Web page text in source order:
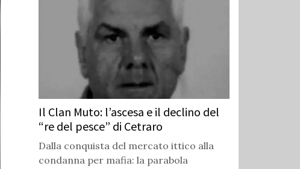
Il Clan Muto: l’ascesa e il declino del
“re del pesce” di Cetraro
Dalla conquista del mercato ittico alla
condanna per mafia: la parabola